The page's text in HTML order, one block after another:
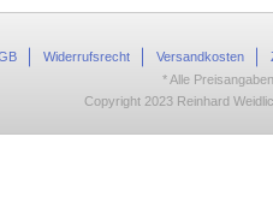
Widerrufsrecht Versandkosten
* Alle
Copyright 2023 Reinhard